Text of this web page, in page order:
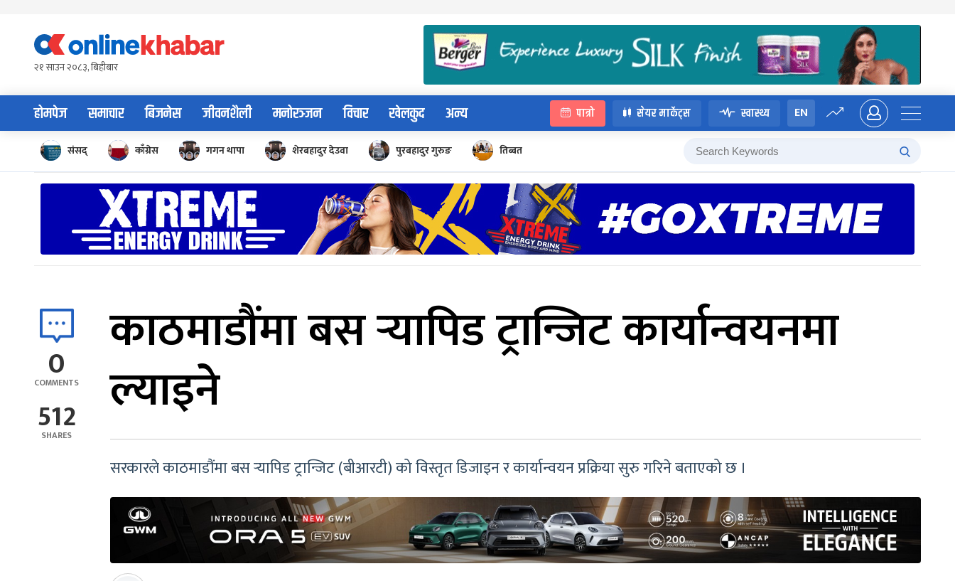
content२१ साउन २०८३, बिहीबार
होमपेज समाचार बिजनेस जीवनशैली मनोरञ्जन विचार खेलकुद अन्य पात्रो सेयर मार्केट्स स्वास्थ्य EN
संसद् काँग्रेस गगन थापा शेरबहादुर देउवा पुरबहादुर गुरुङ तिब्बत
0
COMMENTS
512
SHARES
काठमाडौंमा बस र्‍यापिड ट्रान्जिट कार्यान्वयनमा
ल्याइने
सरकारले काठमाडौंमा बस र्‍यापिड ट्रान्जिट (बीआरटी) को विस्तृत डिजाइन र कार्यान्वयन प्रक्रिया सुरु गरिने बताएको छ ।